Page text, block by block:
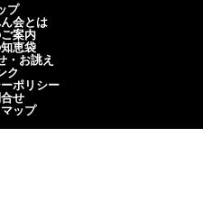
プ
会とは
案内
恵袋
・お誂え
ク
ポリシー
せ
ップ